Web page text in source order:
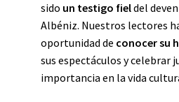
sido un testigo fieldel
Albéniz. Nuestros lectores
oportunidad de conocer su
sus espectáculos y celebrar
importancia en la vida